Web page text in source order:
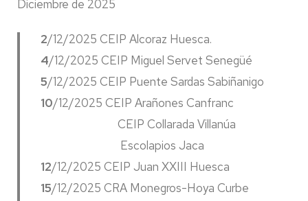
Diciembre de 2025
2/12/2025 CEIP Alcoraz Huesca.
4/12/2025 CEIP Miguel Servet Senegüé
5/12/2025 CEIP Puente Sardas Sabiñanigo
10/12/2025 CEIP Arañones Canfranc
CEIP Collarada Villanúa
Escolapios Jaca
12/12/2025 CEIP Juan XXIII Huesca
15/12/2025 CRA Monegros-Hoya Curbe